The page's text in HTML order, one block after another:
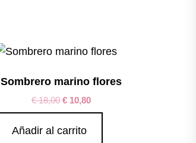
Sombrero marino flores
€18,00 €10,80
Añadir al carrito